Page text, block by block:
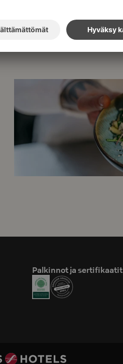
Palkinnot ja sertifikaatit